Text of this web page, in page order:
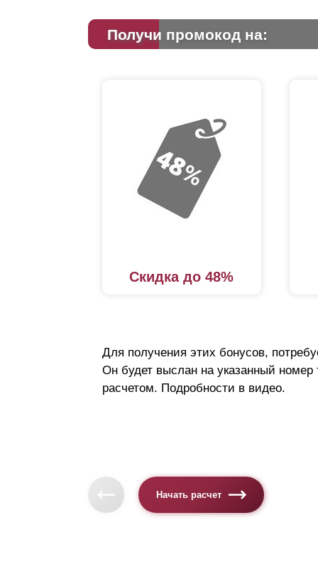
Получи промокод на:
Скидка до 48%
Для получения этих бонусов,
Он будет выслан на указанный номер
расчетом. Подробности в видео.
Начать расчет